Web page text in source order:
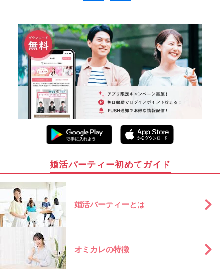
婚活パーティー初めてガイド
婚活パーティーとは
オミカレの特徴